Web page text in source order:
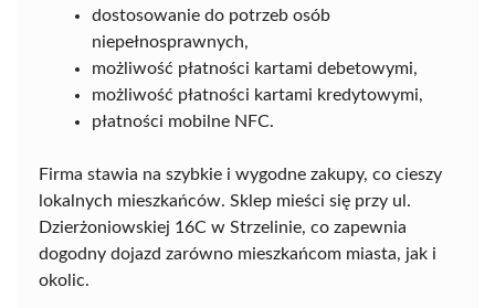
dostosowanie do potrzeb osób
niepełnosprawnych,
możliwość płatności kartami debetowymi,
możliwość płatności kartami kredytowymi,
płatności mobilne NFC.
Firma stawia na szybkie i wygodne zakupy, co cieszy
lokalnych mieszkańców. Sklep mieści się przy ul.
Dzierżoniowskiej 16C w Strzelinie, co zapewnia
dogodny dojazd zarówno mieszkańcom miasta, jak i
okolic.